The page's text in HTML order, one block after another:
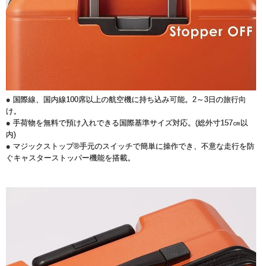
● 国際線、国内線100席以上の航空機に持ち込み可能。2～3日の旅行向
け。
● 手荷物を無料で預け入れできる国際基準サイズ対応。(総外寸157㎝以
内)
● マジックストップ®手元のスイッチで簡単に操作でき、不意な走行を防
ぐキャスターストッパー機能を搭載。